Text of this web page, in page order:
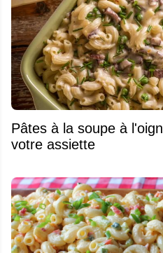
Pâtes à la soupe à
votre assiette